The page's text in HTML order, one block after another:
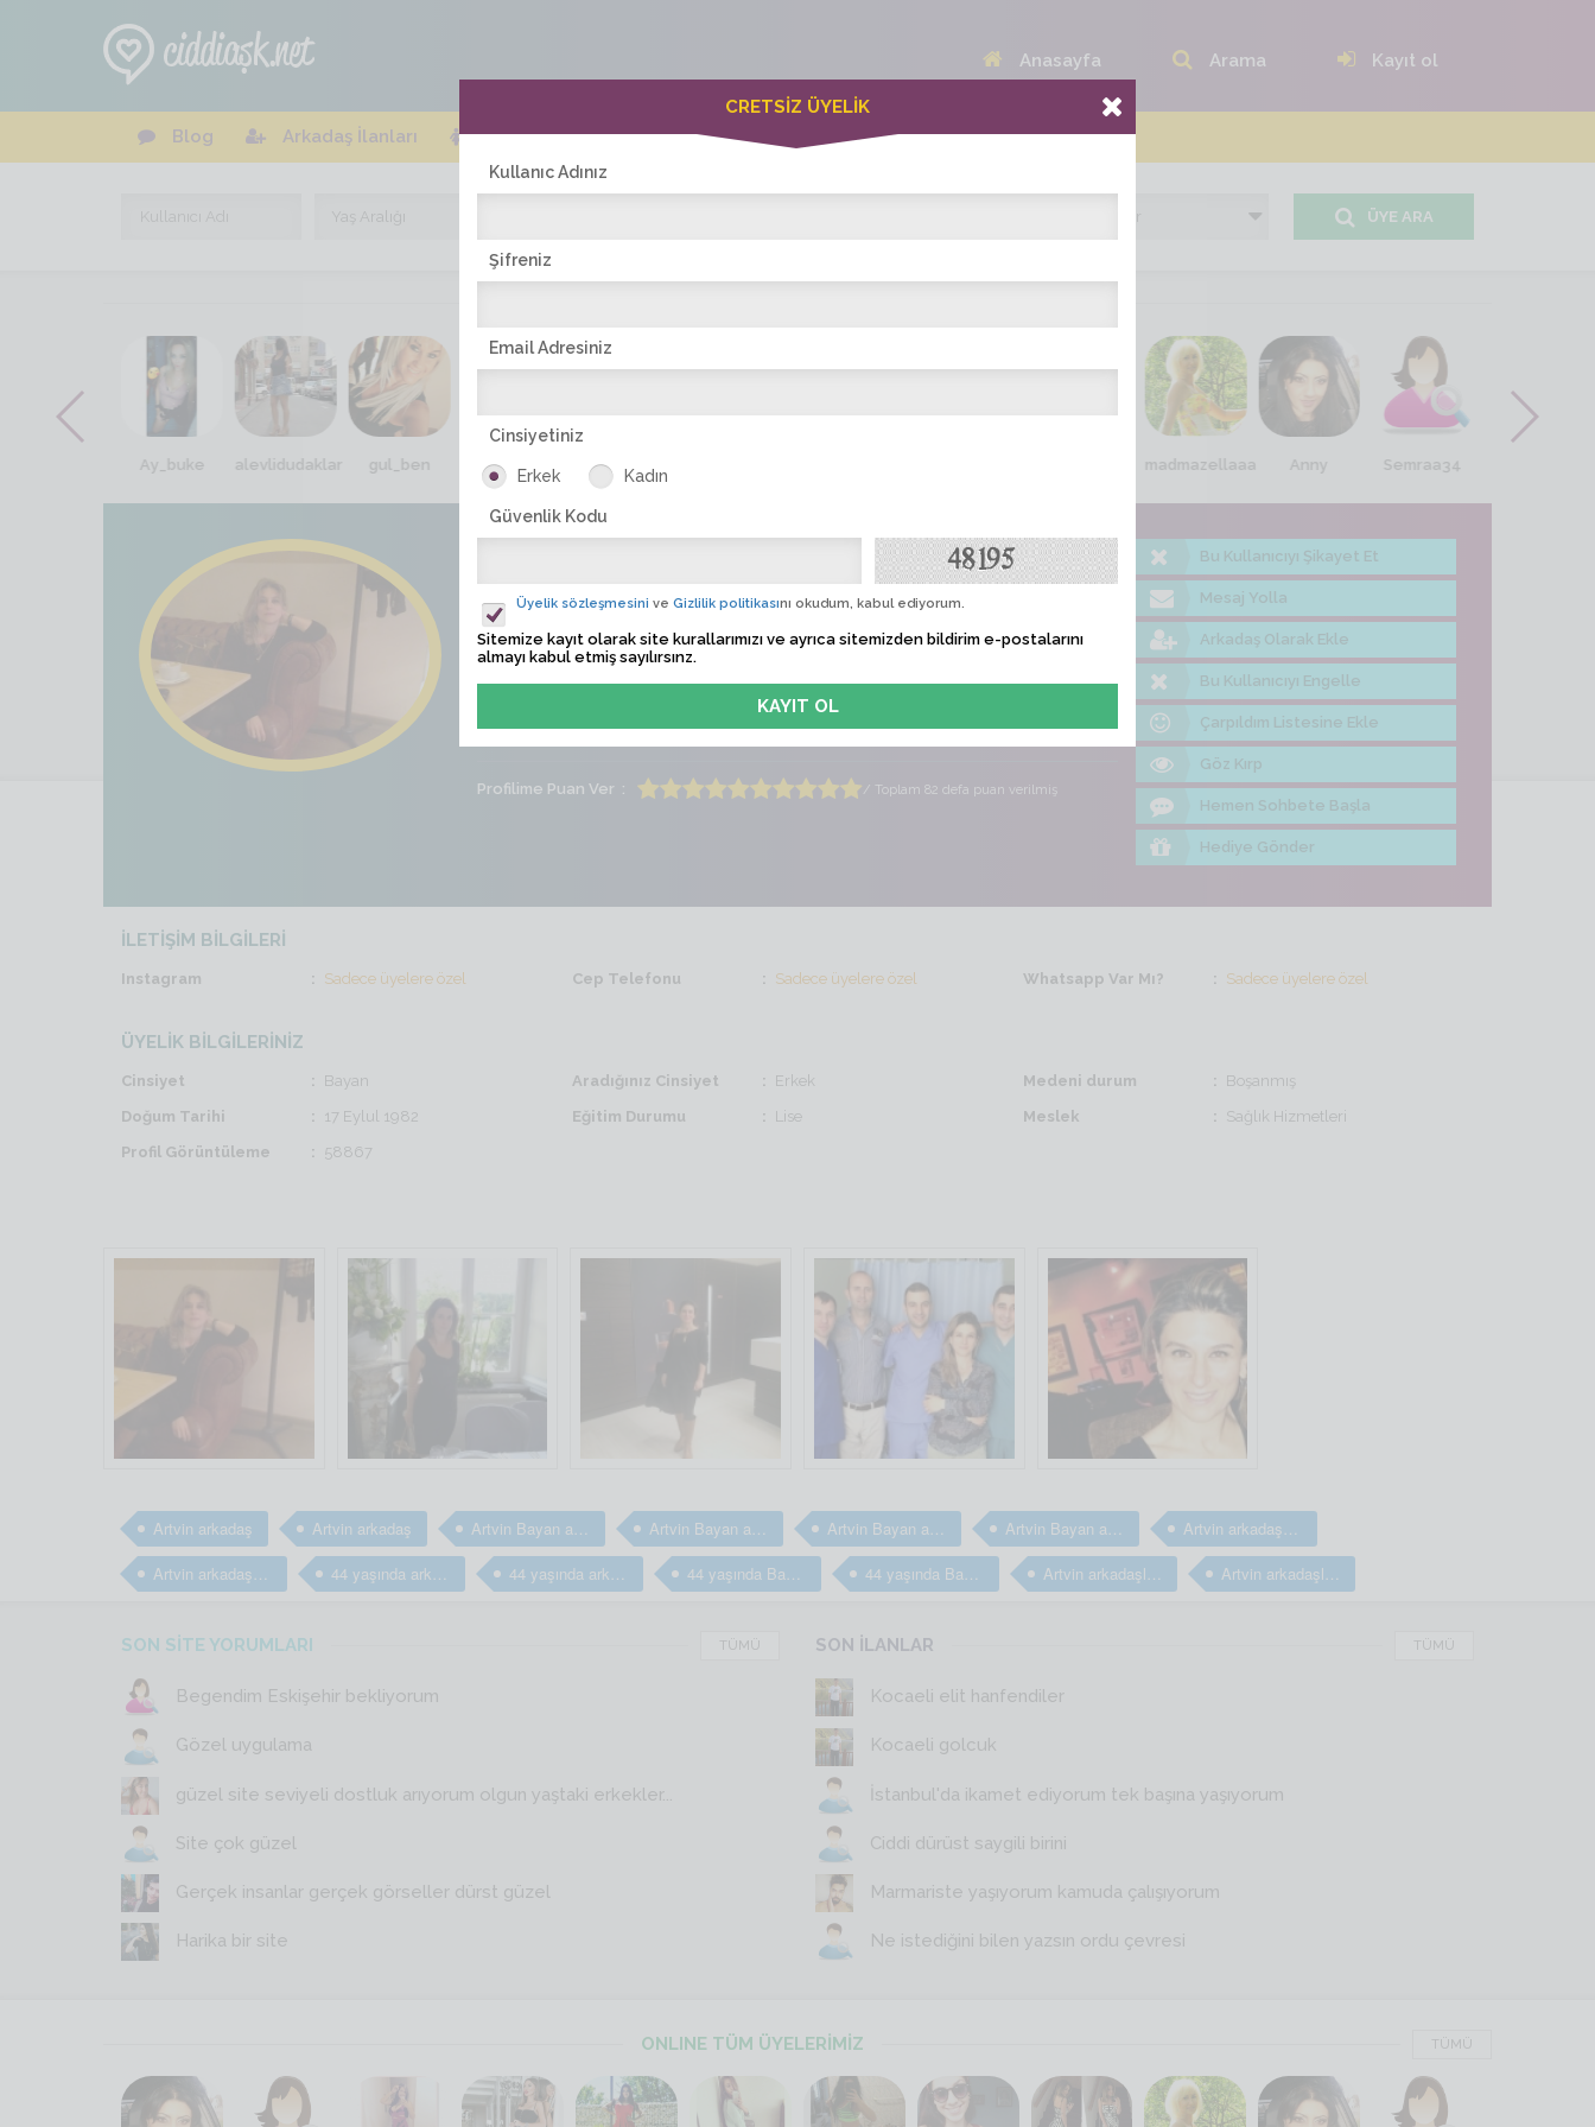
Anasayfa Arama Kayıt ol
Blog Arkadaş İlanları Online Bayanlar(217) Online Erkekler(373)
ÜYE ARA
Ay_buke alevlidudaklar gul_ben tan_selin derya_san madmazellaaa Anny Semraa34
Albüme Bak
Ziyaret Tarihi
Cinsiyeti Bayan Yaş 44
Profilime Puan Ver / Toplam 82 defa puan verilmiş
Bu Kullanıcıyı Şikayet Et
Mesaj Yolla
Arkadaş Olarak Ekle
Bu Kullanıcıyı Engelle
Çarpıldım Listesine Ekle
Göz Kırp
Hemen Sohbete Başla
Hediye Gönder
İLETİŞİM BİLGİLERİ
Instagram Sadece üyelere özel Cep Telefonu Sadece üyelere özel Whatsapp Var Mı? Sadece üyelere özel
ÜYELİK BİLGİLERİNİZ
Cinsiyet Bayan Aradığınız Cinsiyet Erkek Medeni durum
Boşanmış
Doğum Tarihi
17 Eylul 1982 Eğitim Durumu Lise Meslek
Sağlık Hizmetleri
Profil Görüntüleme
58867
Artvin arkadaş Artvin arkadaş Artvin Bayan arkadaş Artvin Bayan arkadaş Artvin Bayan arkadaş arıyorum Artvin Bayan arkadaş arıyorum Artvin arkadaş arıyorum
Artvin arkadaş arıyorum 44 yaşında arkadaş arıyorum 44 yaşında arkadaş arıyorum 44 yaşında Bayan arkadaş 44 yaşında Bayan arkadaş Artvin arkadaşlık sitesi Artvin arkadaşlık sitesi
SON SİTE YORUMLARI TÜMÜ
Begendim Eskişehir bekliyorum
Gözel uygulama
güzel site seviyeli dostluk arıyorum olgun yaştaki erkekler...
Site çok güzel
Gerçek insanlar gerçek görseller dürst güzel
Harika bir site
SON İLANLAR TÜMÜ
Kocaeli elit hanfendiler
Kocaeli golcuk
İstanbul'da ikamet ediyorum tek başına yaşıyorum
Ciddi dürüst saygili birini
Marmariste yaşıyorum kamuda çalışıyorum
Ne istediğini bilen yazsın ordu çevresi
ONLINE TÜM ÜYELERİMİZ TÜMÜ
CRETSİZ ÜYELİK
Kullanıc Adınız
Şifreniz
Email Adresiniz
Cinsiyetiniz
Erkek Kadın
Güvenlik Kodu
Üyelik sözleşmesini ve Gizlilik politikasını okudum, kabul ediyorum.
Sitemize kayıt olarak site kurallarımızı ve ayrıca sitemizden bildirim e-postalarını
almayı kabul etmiş sayılırsınz.